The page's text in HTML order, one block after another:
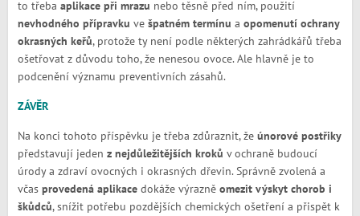
to třeba aplikace při mrazu nebo těsně před ním, použití
nevhodného přípravku ve špatném termínu a opomenutí ochrany
okrasných keřů, protože ty není podle některých zahrádkářů třeba
ošetřovat z důvodu toho, že nenesou ovoce. Ale hlavně je to
podcenění významu preventivních zásahů.
ZÁVĚR
Na konci tohoto příspěvku je třeba zdůraznit, že únorové postřiky
představují jeden z nejdůležitějších kroků v ochraně budoucí
úrody a zdraví ovocných i okrasných dřevin. Správně zvolená a
včas provedená aplikacedokáže výrazně omezit výskyt chorob i
škůdců, snížit potřebu pozdějších chemických ošetření a přispět k